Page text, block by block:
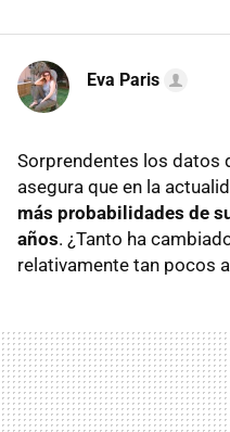
Eva Paris
Sorprendentes los datos
asegura que en la
más probabilidades de
años. ¿Tanto ha
relativamente tan pocos